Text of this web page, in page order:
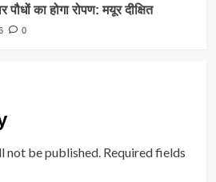
पौधों का होगा रोपण: मयूर दीक्षित
0
not be published. Required fields